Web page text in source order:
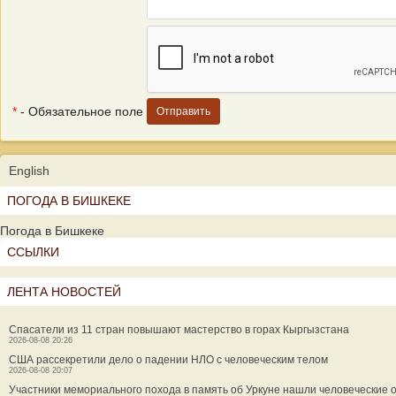
* - Обязательное поле
English
ПОГОДА В БИШКЕКЕ
Погода в Бишкеке
ССЫЛКИ
ЛЕНТА НОВОСТЕЙ
Спасатели из 11 стран повышают мастерство в горах Кыргызстана
2026-08-08 20:26
США рассекретили дело о падении НЛО с человеческим телом
2026-08-08 20:07
Участники мемориального похода в память об Уркуне нашли человеческие